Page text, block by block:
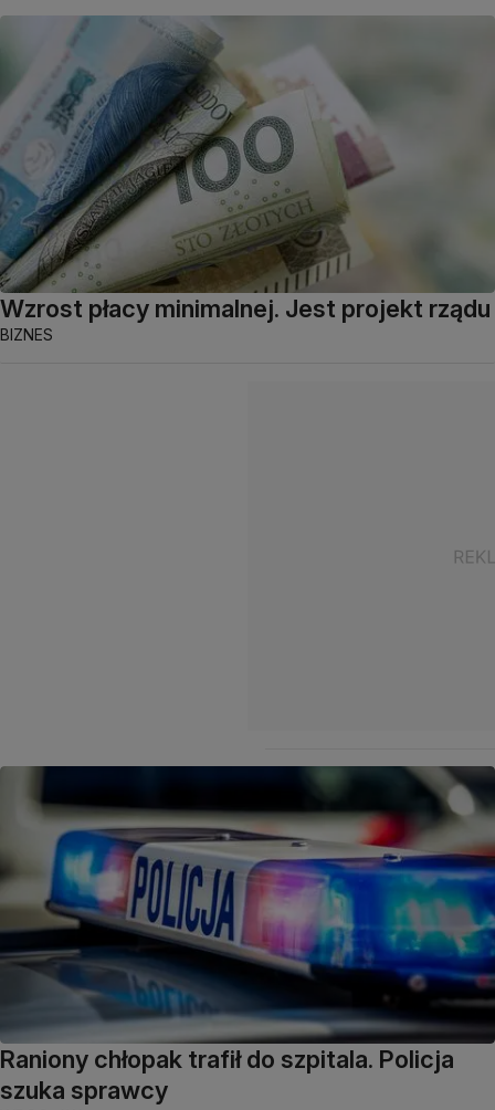
Wzrost płacy minimalnej. Jest projekt rządu
BIZNES
Raniony chłopak trafił do szpitala. Policja
szuka sprawcy